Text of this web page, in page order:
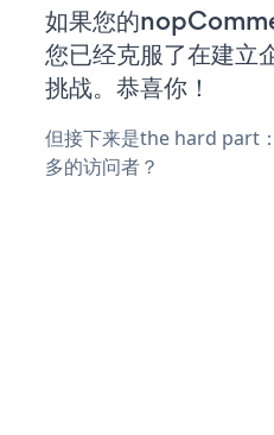
如果您的
您已经克服了在建立
挑战。恭喜你！
但接下来是the hard part
多的访问者？